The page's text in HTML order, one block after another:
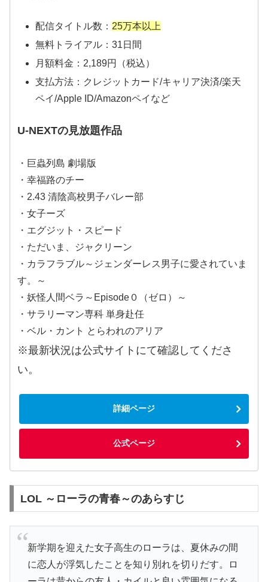
配信タイトル数： 25万本以上
無料トライアル：31日間
月額料金：2,189円（税込）
支払方法：クレジットカード/キャリア決済/楽天
ペイ/Apple ID/Amazonペイなど
U-NEXTの見放題作品
・巨蟲列島 劇場版
・幸福路のチー
・2.43 清陰高校男子バレー部
・女子ーズ
・エグジット・スピード
・ただいま、ジャクリーン
・カラフラブル～ジェンダーレス男子に愛されていま
す。～
・妖怪人間ベラ～Episode０（ゼロ）～
・サラリーマン専科 単身赴任
・ベル・カント とらわれのアリア
※最新状況は公式サイトにて確認してくださ
い。
詳細ページ
公式ページ
LOL ～ローラの青春～のあらすじ
新学期を迎えた女子高生のローラは、夏休みの間
に恋人が浮気したことを知り別れを切りだす。ロ